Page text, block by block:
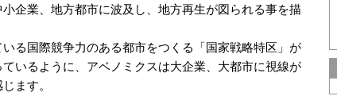
企業、地方都市に波及し、地方再生が図られる事を描
る国際競争力のある都市をつくる「国家戦略特区」が
いるように、アベノミクスは大企業、大都市に視線が
ます。